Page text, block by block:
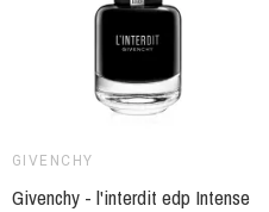
GIVENCHY
Givenchy - l'interdit edp Intense